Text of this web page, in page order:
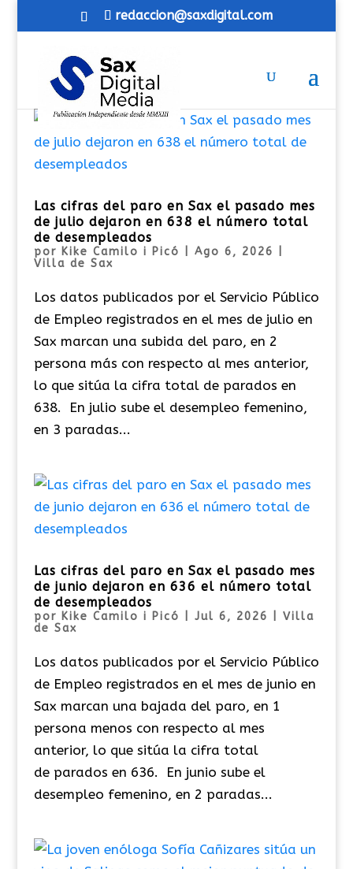
redaccion@saxdigital.com
Las cifras del paro en Sax el pasado mes
de julio dejaron en 638 el número total
de desempleados
por Kike Camilo i Picó Ago 6, 2026
Villa de Sax
Los datos publicados por el Servicio Público
de Empleo registrados en el mes de julio en
Sax marcan una subida del paro, en 2
persona más con respecto al mes anterior,
lo que sitúa la cifra total de parados en
638. En julio sube el desempleo femenino,
en 3 paradas...
Las cifras del paro en Sax el pasado mes
de junio dejaron en 636 el número total
de desempleados
por Kike Camilo i Picó Jul 6, 2026
Villa
de Sax
Los datos publicados por el Servicio Público
de Empleo registrados en el mes de junio en
Sax marcan una bajada del paro, en 1
persona menos con respecto al mes
anterior, lo que sitúa la cifra total
de parados en 636. En junio sube el
desempleo femenino, en 2 paradas...